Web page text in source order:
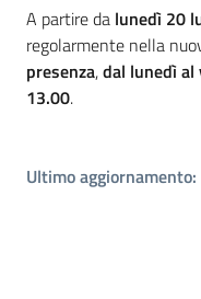
A partire da lunedì 20
regolarmente nella
presenza,dal lunedì al
13.00.
Ultimo aggiornamento: